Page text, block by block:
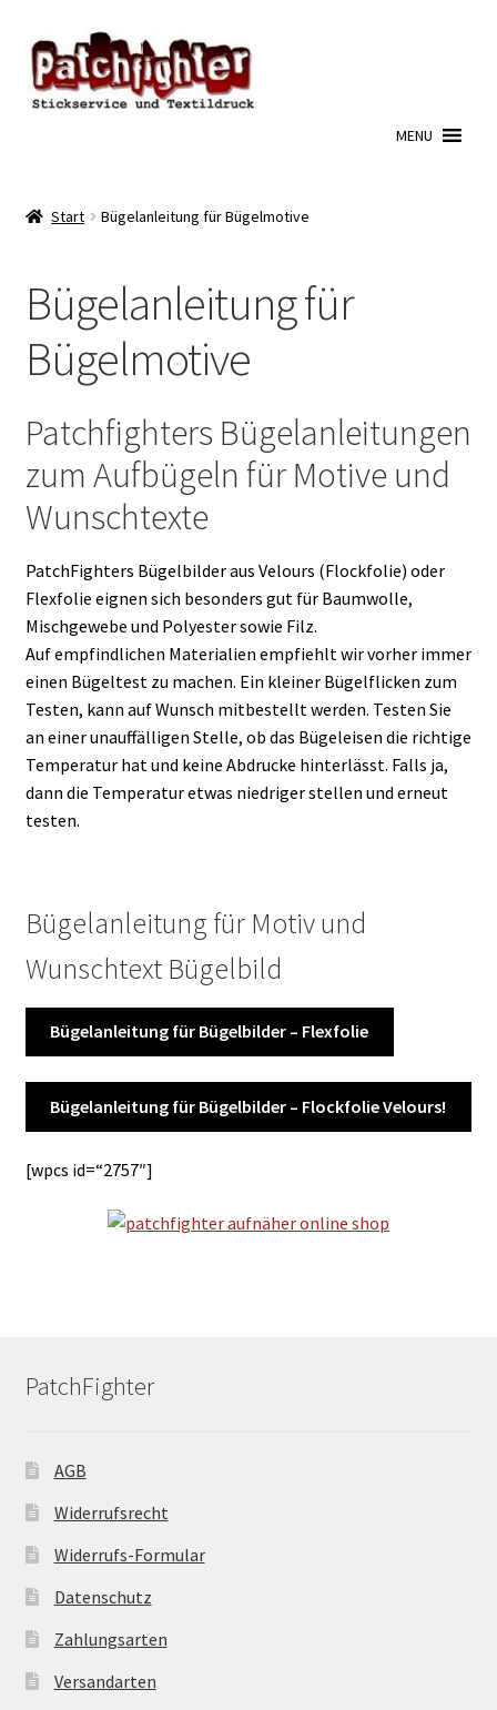
Zur
Navigation
springen
Zum
Inhalt
springen
MENU
Start Bügelanleitung für Bügelmotive
Bügelanleitung für
Bügelmotive
Patchfighters Bügelanleitungen
zum Aufbügeln für Motive und
Wunschtexte
PatchFighters Bügelbilder aus Velours (Flockfolie) oder
Flexfolie eignen sich besonders gut für Baumwolle,
Mischgewebe und Polyester sowie Filz.
Auf empfindlichen Materialien empfiehlt wir vorher immer
einen Bügeltest zu machen. Ein kleiner Bügelflicken zum
Testen, kann auf Wunsch mitbestellt werden. Testen Sie
an einer unauffälligen Stelle, ob das Bügeleisen die richtige
Temperatur hat und keine Abdrucke hinterlässt. Falls ja,
dann die Temperatur etwas niedriger stellen und erneut
testen.
Bügelanleitung für Motiv und
Wunschtext Bügelbild
Bügelanleitung für Bügelbilder – Flexfolie
Bügelanleitung für Bügelbilder – Flockfolie Velours!
[wpcs id=“2757″]
PatchFighter
AGB
Widerrufsrecht
Widerrufs-Formular
Datenschutz
Zahlungsarten
Versandarten